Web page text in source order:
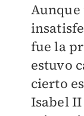
Aunque
fue la
estuvo
cierto
Isabel